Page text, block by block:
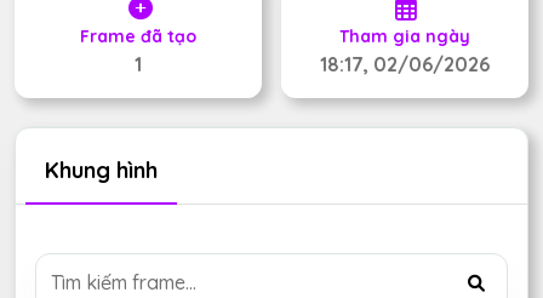
Frame đã tạo
1
Tham gia ngày
18:17, 02/06/2026
Khung hình